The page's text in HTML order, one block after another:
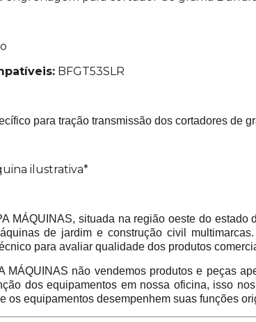
BFGT53SLR
para tração transmissão dos cortadores de
ilustrativa*
MÁQUINAS, situada na região oeste do
de jardim e construção civil
para avaliar qualidade dos produtos
MÁQUINAS não vendemos produtos e peças
dos equipamentos em nossa oficina, isso
os equipamentos desempenhem suas funções